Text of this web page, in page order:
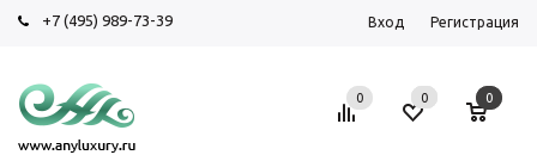
+7 (495) 989-73-39 Вход Регистрация
0 0 0